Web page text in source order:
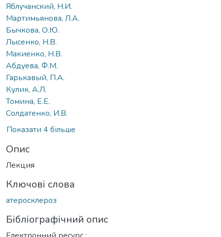
Яблучанский, Н.И.
Мартимьянова, Л.А.
Бычкова, О.Ю.
Лысенко, Н.В.
Макиенко, Н.В.
Абдуева, Ф.М.
Гарькавый, П.А.
Кулик, А.Л.
Томина, Е.Е.
Солдатенко, И.В.
Показати 4 більше
Опис
Лекция
Ключові слова
атеросклероз
Бібліографічний опис